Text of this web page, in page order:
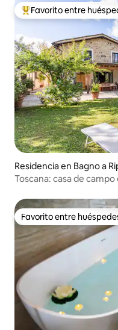
De los mejores en
Favorito entre
Residencia en Bagno a
Toscana: casa de
Favorito entre
Favorito entre